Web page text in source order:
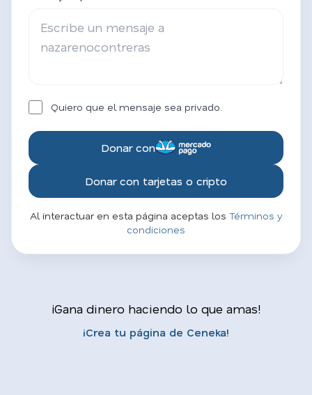
Quiero que el mensaje sea privado.
Donar con
Donar con tarjetas o cripto
Al interactuar en esta página aceptas los Términos y
condiciones
¡Gana dinero haciendo lo que amas!
¡Crea tu página de Ceneka!